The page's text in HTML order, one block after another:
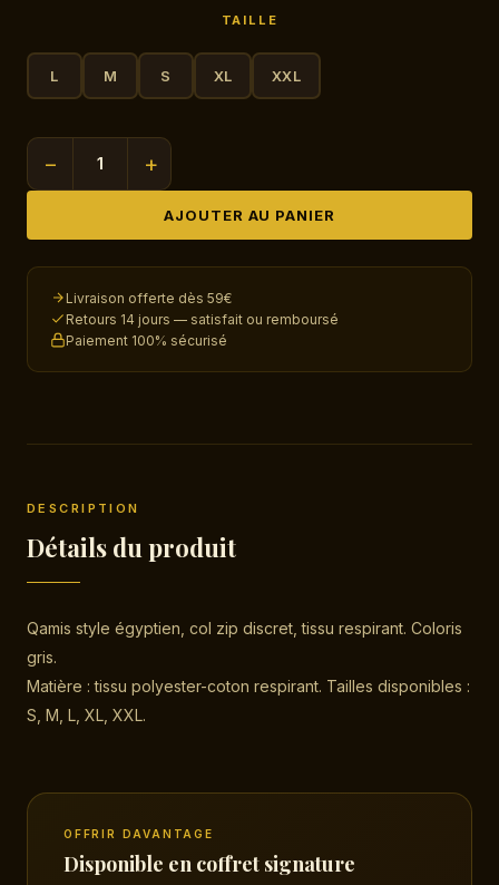
TAILLE
L M S XL XXL
Qamis
à
Gris
Style
− +
AJOUTER AU PANIER
Livraison offerte dès 59€
Retours 14 jours — satisfait ou remboursé
Paiement 100% sécurisé
DESCRIPTION
Détails du produit
Qamis style égyptien, col zip discret, tissu respirant. Coloris
gris.
Matière : tissu polyester-coton respirant. Tailles disponibles :
S, M, L, XL, XXL.
OFFRIR DAVANTAGE
Disponible en coffret signature